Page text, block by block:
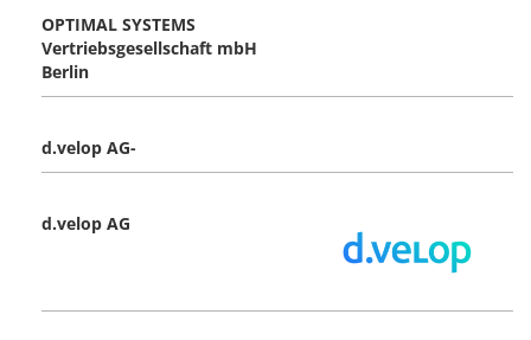
OPTIMAL SYSTEMS
Vertriebsgesellschaft mbH
Berlin
d.velop AG-
d.velop AG